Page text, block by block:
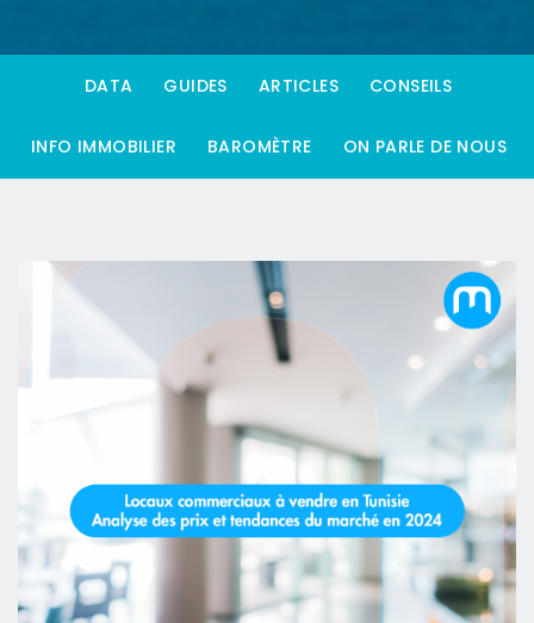
DATA GUIDES ARTICLES CONSEILS
INFO IMMOBILIER BAROMÈTRE ON PARLE DE NOUS